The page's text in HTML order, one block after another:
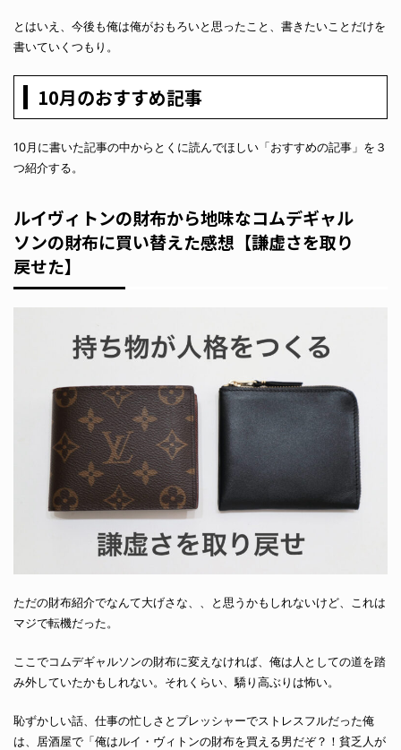
とはいえ、今後も俺は俺がおもろいと思ったこと、書きたいことだけを
書いていくつもり。
10月のおすすめ記事
10月に書いた記事の中からとくに読んでほしい「おすすめの記事」を３
つ紹介する。
ルイヴィトンの財布から地味なコムデギャル
ソンの財布に買い替えた感想【謙虚さを取り
戻せた】
ただの財布紹介でなんて大げさな、、と思うかもしれないけど、これは
マジで転機だった。
ここでコムデギャルソンの財布に変えなければ、俺は人としての道を踏
み外していたかもしれない。それくらい、驕り高ぶりは怖い。
恥ずかしい話、仕事の忙しさとプレッシャーでストレスフルだった俺
は、居酒屋で「俺はルイ・ヴィトンの財布を買える男だぞ？！貧乏人が